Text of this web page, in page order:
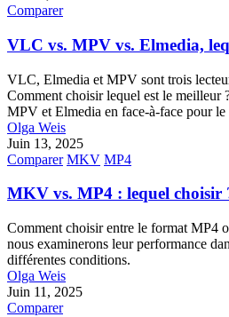
Comparer
VLC vs. MPV vs. Elmedia,
VLC, Elmedia et MPV sont trois
Comment choisir lequel est le meilleur
MPV et Elmedia en face-à-face pour le
Olga Weis
Juin 13, 2025
Comparer MKV MP4
MKV vs. MP4 : lequel choisir
Comment choisir entre le format MP4
nous examinerons leur performance
différentes conditions.
Olga Weis
Juin 11, 2025
Comparer